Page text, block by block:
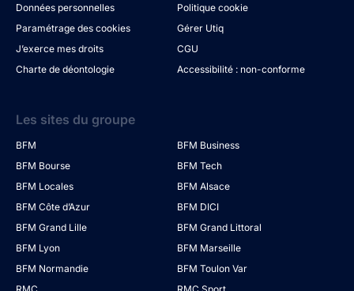
Données personnelles
Politique cookie
Paramétrage des cookies
Gérer Utiq
J’exerce mes droits
CGU
Charte de déontologie
Accessibilité : non-conforme
Les sites du groupe
BFM
BFM Business
BFM Bourse
BFM Tech
BFM Locales
BFM Alsace
BFM Côte d’Azur
BFM DICI
BFM Grand Lille
BFM Grand Littoral
BFM Lyon
BFM Marseille
BFM Normandie
BFM Toulon Var